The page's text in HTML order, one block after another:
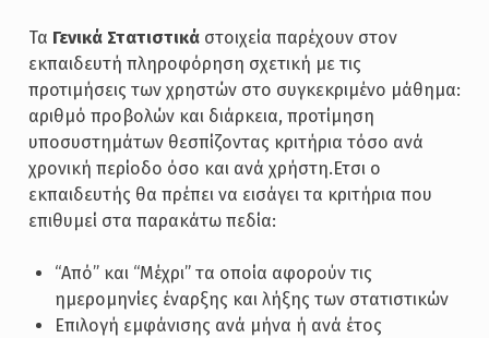
Τα Γενικά Στατιστικάστοιχεία παρέχουν στον
εκπαιδευτή πληροφόρηση σχετική με τις
προτιμήσεις των χρηστών στο συγκεκριμένο μάθημα:
αριθμό προβολών και διάρκεια, προτίμηση
υποσυστημάτων θεσπίζοντας κριτήρια τόσο ανά
χρονική περίοδο όσο και ανά χρήστη.Ετσι ο
εκπαιδευτής θα πρέπει να εισάγει τα κριτήρια που
επιθυμεί στα παρακάτω πεδία:
“Από” και “Μέχρι” τα οποία αφορούν τις
ημερομηνίες έναρξης και λήξης των στατιστικών
Επιλογή εμφάνισης ανά μήνα ή ανά έτος